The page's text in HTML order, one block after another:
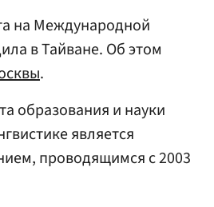
на Международной
в Тайване. Об этом
.
образования и науки
является
проводящимся с 2003